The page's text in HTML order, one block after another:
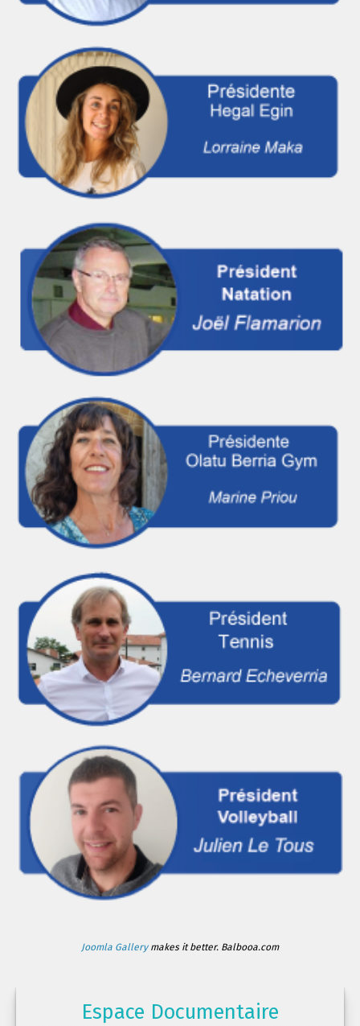
Joomla Gallerymakes it better. Balbooa.com
Espace Documentaire